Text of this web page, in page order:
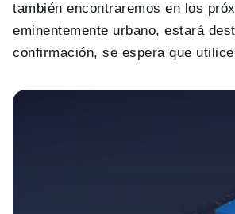
también encontraremos en los
eminentemente urbano, estará
confirmación, se espera que utilice